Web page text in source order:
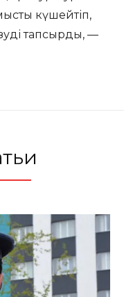
күшейтіп,
тапсырды, —